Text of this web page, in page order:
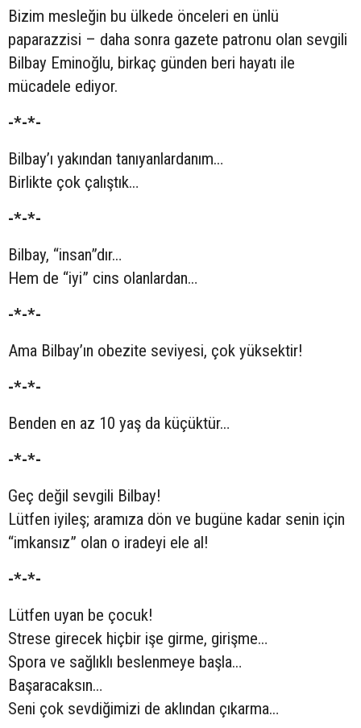
Bizim mesleğin bu ülkede önceleri en ünlü
paparazzisi – daha sonra gazete patronu olan sevgili
Bilbay Eminoğlu, birkaç günden beri hayatı ile
mücadele ediyor.
-*-*-
Bilbay’ı yakından tanıyanlardanım…
Birlikte çok çalıştık…
-*-*-
Bilbay, “insan”dır…
Hem de “iyi” cins olanlardan…
-*-*-
Ama Bilbay’ın obezite seviyesi, çok yüksektir!
-*-*-
Benden en az 10 yaş da küçüktür…
-*-*-
Geç değil sevgili Bilbay!
Lütfen iyileş; aramıza dön ve bugüne kadar senin için
“imkansız” olan o iradeyi ele al!
-*-*-
Lütfen uyan be çocuk!
Strese girecek hiçbir işe girme, girişme…
Spora ve sağlıklı beslenmeye başla…
Başaracaksın…
Seni çok sevdiğimizi de aklından çıkarma…